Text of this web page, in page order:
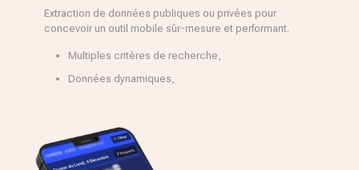
Extraction de données publiques ou privées pour
concevoir un outil mobile sûr-mesure et performant.
Multiples critères de recherche,
Données dynamiques,